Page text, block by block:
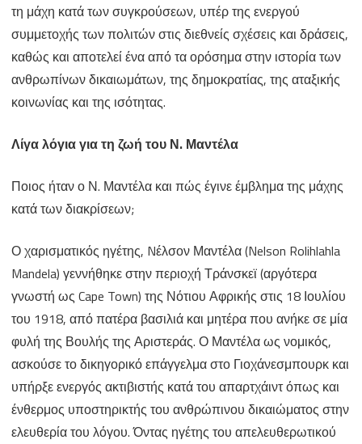
Μνήμης
για
τη μάχη κατά των συγκρούσεων, υπέρ της ενεργού
συμμετοχής των πολιτών στις διεθνείς σχέσεις και δράσεις,
καθώς και αποτελεί ένα από τα ορόσημα στην ιστορία των
ανθρωπίνων δικαιωμάτων, της δημοκρατίας, της αταξικής
κοινωνίας και της ισότητας.
Λίγα λόγια για τη ζωή του Ν. Μαντέλα
Ποιος ήταν ο Ν. Μαντέλα και πώς έγινε έμβλημα της μάχης
κατά των διακρίσεων;
Ο χαρισματικός ηγέτης, Nέλσον Μαντέλα (Nelson Rolihlahla
Mandela) γεννήθηκε στην περιοχή Τράνσκεϊ (αργότερα
γνωστή ως Cape Town) της Νότιου Αφρικής στις 18 Ιουλίου
του 1918, από πατέρα βασιλιά και μητέρα που ανήκε σε μία
φυλή της Βουλής της Αριστεράς. Ο Μαντέλα ως νομικός,
ασκούσε το δικηγορικό επάγγελμα στο Γιοχάνεσμπουρκ και
υπήρξε ενεργός ακτιβιστής κατά του απαρτχάιντ όπως και
ένθερμος υποστηρικτής του ανθρώπινου δικαιώματος στην
ελευθερία του λόγου. Όντας ηγέτης του απελευθερωτικού